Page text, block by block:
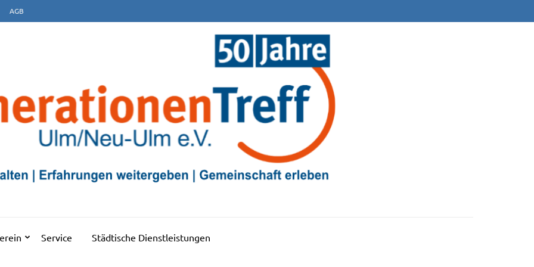
AGB
ULM/NEU-ULM E.V
Service Städtische Dienstleistungen